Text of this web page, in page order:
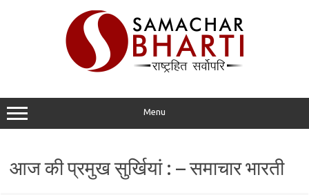
Menu
आज की प्रमुख सुर्खियां : – समाचार भारती